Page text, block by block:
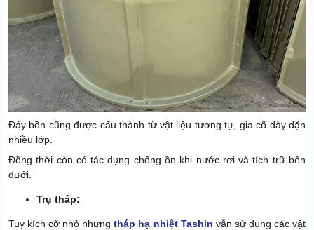
Đáy bồn cũng được cấu thành từ vật liệu tương tự, gia cố dày dặn
nhiều lớp.
Đồng thời còn có tác dụng chống ồn khi nước rơi và tích trữ bên
dưới.
Trụ tháp:
Tuy kích cỡ nhỏ nhưngtháp hạ nhiệt Tashin vẫn sử dụng các vật